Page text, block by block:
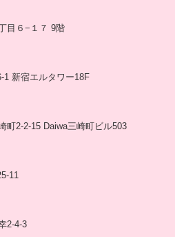
目６−１７ 9階
1 新宿エルタワー18F
町2-2-15 Daiwa三崎町ビル503
11
2-4-3